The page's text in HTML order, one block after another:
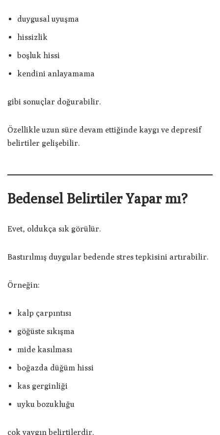
duygusal uyuşma
hissizlik
boşluk hissi
kendini anlayamama
gibi sonuçlar doğurabilir.
Özellikle uzun süre devam ettiğinde kaygı ve depresif
belirtiler gelişebilir.
Bedensel Belirtiler Yapar mı?
Evet, oldukça sık görülür.
Bastırılmış duygular bedende stres tepkisini artırabilir.
Örneğin:
kalp çarpıntısı
göğüste sıkışma
mide kasılması
boğazda düğüm hissi
kas gerginliği
uyku bozukluğu
çok yaygın belirtilerdir.